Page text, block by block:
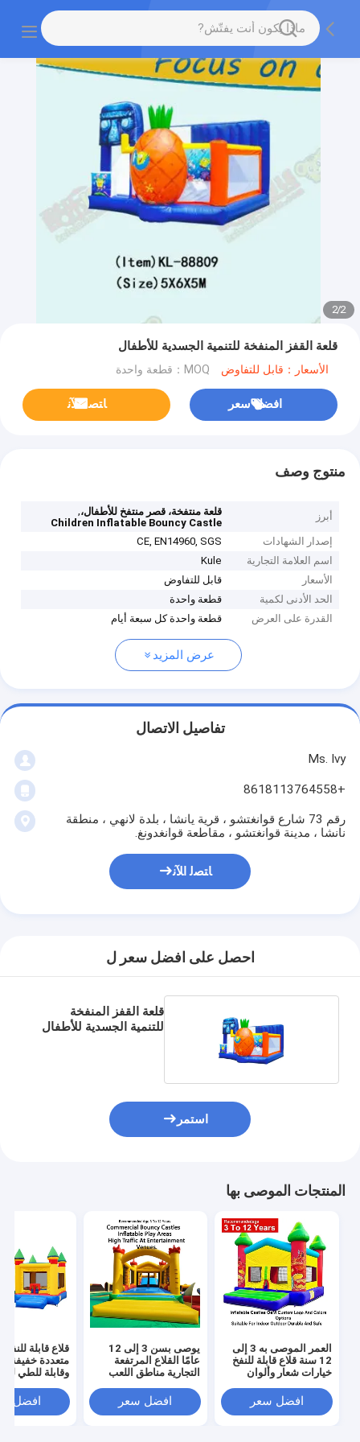
2
/
2
قلعة القفز المنفخة للتنمية الجسدية للأطفال
الأسعار：قابل للتفاوض MOQ：قطعة واحدة
افضل سعر ﺎﺘﺼﻟ ﺍﻶﻧ
منتوج وصف
أبرز قلعة منتفخة، قصر منتفخ للأطفال،,
Children Inflatable Bouncy Castle
إصدار الشهادات
CE, EN14960, SGS
اسم العلامة التجارية
Kule
الأسعار
قابل للتفاوض
الحد الأدنى لكمية
قطعة واحدة
القدرة على العرض
قطعة واحدة كل سبعة أيام
عرض المزيد
تفاصيل الاتصال
Ms. Ivy
+8618113764558
رقم 73 شارع قوانغتشو ، قرية يانشا ، بلدة لانهي ، منطقة
نانشا ، مدينة قوانغتشو ، مقاطعة قوانغدونغ.
ﺎﺘﺼﻟ ﺍﻶﻧ
احصل على افضل سعر ل
قلعة القفز المنفخة
للتنمية الجسدية للأطفال
استمر
المنتجات الموصى بها
العمر الموصى به 3 إلى
12 سنة قلاع قابلة للنفخ
خيارات شعار وألوان
المصنعة الأصلية مناسبة
للاستخدام الداخلي
افضل سعر
يوصى بسن 3 إلى 12
عامًا القلاع المرتفعة
التجارية مناطق اللعب
لحركة المرور الكبيرة في
أماكن الترفيه
افضل سعر
قلاع قابلة للنفخ
متعددة خفيفة
وقابلة للطي
للمناسبات
افضل